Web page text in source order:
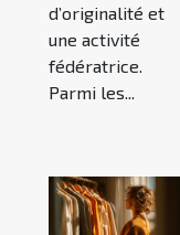
d’originalité et
une activité
fédératrice.
Parmi les...